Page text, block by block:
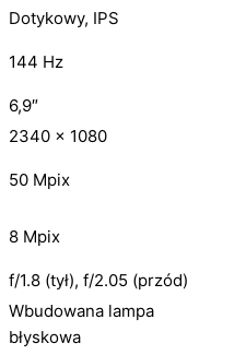
Dotykowy, IPS
144 Hz
6,9″
2340 × 1080
50 Mpix
8 Mpix
f/1.8 (tył), f/2.05 (przód)
Wbudowana lampa
błyskowa